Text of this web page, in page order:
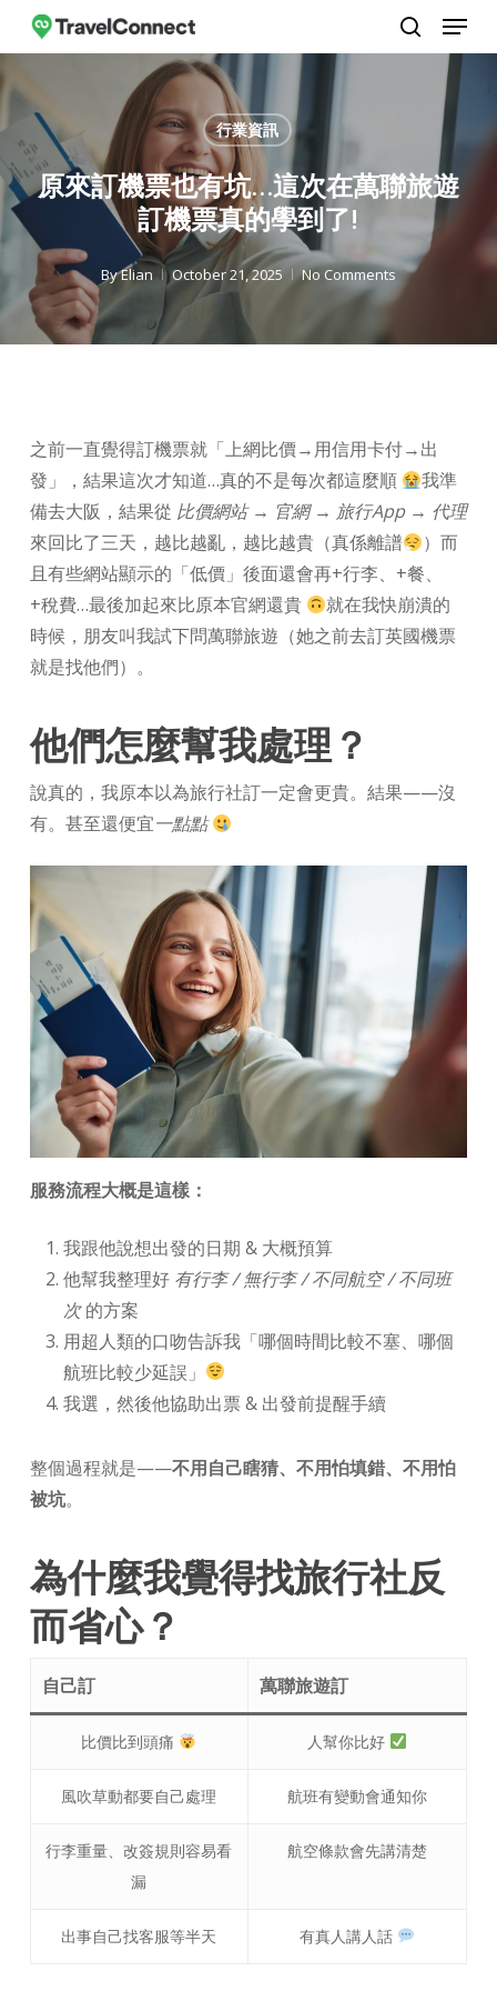
Skip
main
content
search
Menu
行業資訊
原來訂機票也有坑…這次在萬聯旅遊
訂機票真的學到了!
ByElian October 21, 2025 No Comments
之前一直覺得訂機票就「上網比價→用信用卡付→出
發」，結果這次才知道…真的不是每次都這麼順
我準
備去大阪，結果從 比價網站 → 官網 → 旅行App → 代理
來回比了三天，越比越亂，越比越貴（真係離譜
）而
且有些網站顯示的「低價」後面還會再+行李、+餐、
+稅費…最後加起來比原本官網還貴
就在我快崩潰的
時候，朋友叫我試下問萬聯旅遊（她之前去訂英國機票
就是找他們）。
他們怎麼幫我處理？
說真的，我原本以為旅行社訂一定會更貴。結果——沒
有。甚至還便宜一點點
服務流程大概是這樣：
我跟他說想出發的日期 & 大概預算
他幫我整理好 有行李 / 無行李 / 不同航空 / 不同班
次的方案
用超人類的口吻告訴我「哪個時間比較不塞、哪個
航班比較少延誤」
我選，然後他協助出票 & 出發前提醒手續
整個過程就是——不用自己瞎猜、不用怕填錯、不用怕
被坑。
為什麼我覺得找旅行社反
而省心？
自己訂 萬聯旅遊訂
比價比到頭痛 人幫你比好
風吹草動都要自己處理 航班有變動會通知你
行李重量、改簽規則容易看
漏
航空條款會先講清楚
出事自己找客服等半天 有真人講人話
Close
Menu